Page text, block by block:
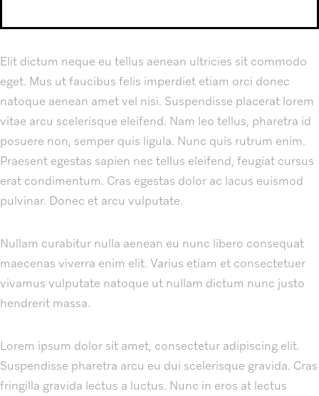
Elit dictum neque eu tellus aenean ultricies sit commodo
eget. Mus ut faucibus felis imperdiet etiam orci donec
natoque aenean amet vel nisi. Suspendisse placerat lorem
vitae arcu scelerisque eleifend. Nam leo tellus, pharetra id
posuere non, semper quis ligula. Nunc quis rutrum enim.
Praesent egestas sapien nec tellus eleifend, feugiat cursus
erat condimentum. Cras egestas dolor ac lacus euismod
pulvinar. Donec et arcu vulputate.
Nullam curabitur nulla aenean eu nunc libero consequat
maecenas viverra enim elit. Varius etiam et consectetuer
vivamus vulputate natoque ut nullam dictum nunc justo
hendrerit massa.
Lorem ipsum dolor sit amet, consectetur adipiscing elit.
Suspendisse pharetra arcu eu dui scelerisque gravida. Cras
fringilla gravida lectus a luctus. Nunc in eros at lectus